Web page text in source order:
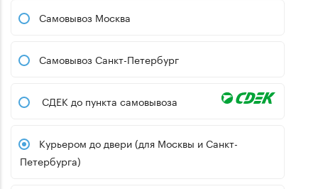
Самовывоз Москва
Самовывоз Санкт-Петербург
СДЕК до пункта самовывоза
Курьером до двери (для Москвы и Санкт-
Петербурга)